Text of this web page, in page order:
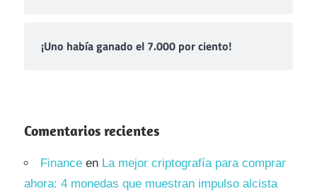
¡Uno había ganado el 7.000 por ciento!
Comentarios recientes
Finance en La mejor criptografía para comprar
ahora: 4 monedas que muestran impulso alcista